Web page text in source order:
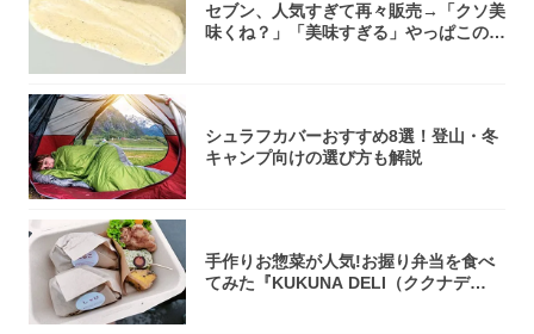
セブン、人気すぎて再々販売→「クソ美
味くね？」「美味すぎる」やっぱこのク
シュラフカバーおすすめ8選！登山・冬
キャンプ向けの選び方も解説
手作りお惣菜が人気!お握り弁当を食べ
てみた『KUKUNA DELI（ククナデ